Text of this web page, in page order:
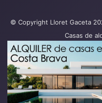
© Copyright Lloret Gaceta
Casas de